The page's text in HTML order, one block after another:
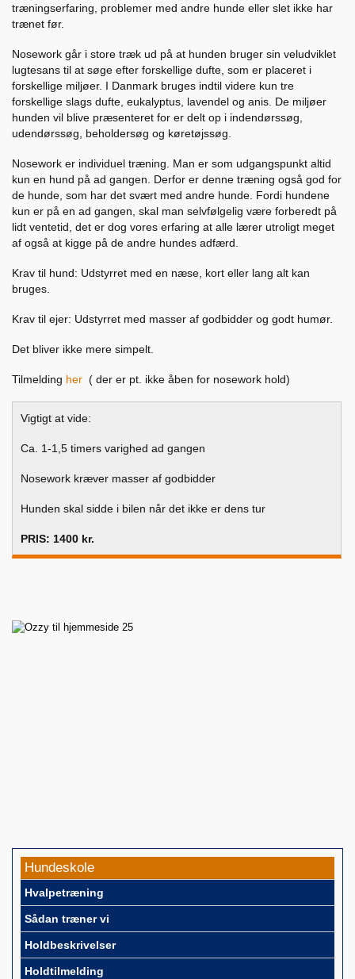
træningserfaring, problemer med andre hunde eller slet ikke har
trænet før.
Nosework går i store træk ud på at hunden bruger sin veludviklet
lugtesans til at søge efter forskellige dufte, som er placeret i
forskellige miljøer. I Danmark bruges indtil videre kun tre
forskellige slags dufte, eukalyptus, lavendel og anis. De miljøer
hunden vil blive præsenteret for er delt op i indendørssøg,
udendørssøg, beholdersøg og køretøjssøg.
Nosework er individuel træning. Man er som udgangspunkt altid
kun en hund på ad gangen. Derfor er denne træning også god for
de hunde, som har det svært med andre hunde. Fordi hundene
kun er på en ad gangen, skal man selvfølgelig være forberedt på
lidt ventetid, det er dog vores erfaring at alle lærer utroligt meget
af også at kigge på de andre hundes adfærd.
Krav til hund: Udstyrret med en næse, kort eller lang alt kan
bruges.
Krav til ejer: Udstyrret med masser af godbidder og godt humør.
Det bliver ikke mere simpelt.
Tilmelding her ( der er pt. ikke åben for nosework hold)
Vigtigt at vide:
Ca. 1-1,5 timers varighed ad gangen
Nosework kræver masser af godbidder
Hunden skal sidde i bilen når det ikke er dens tur
PRIS: 1400 kr.
Hundeskole
Hvalpetræning
Sådan træner vi
Holdbeskrivelser
Holdtilmelding